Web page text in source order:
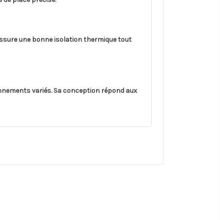
une bonne isolation thermique tout
variés. Sa conception répond aux